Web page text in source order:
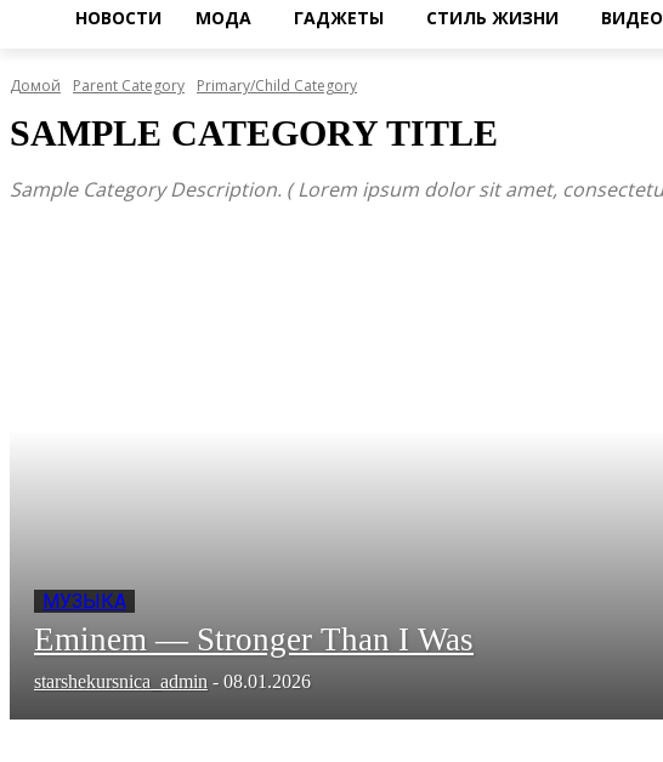
НОВОСТИ МОДА ГАДЖЕТЫ СТИЛЬ ЖИЗНИ ВИДЕО
Домой Parent Category Primary/Child Category
SAMPLE CATEGORY TITLE
Sample Category Description. ( Lorem ipsum dolor sit amet,
МУЗЫКА
Eminem — Stronger Than I Was
starshekursnica_admin - 08.01.2026